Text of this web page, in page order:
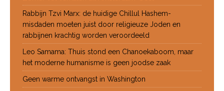
Rabbijn Tzvi Marx: de huidige Chillul Hashem-
misdaden moeten juist door religieuze Joden en
rabbijnen krachtig worden veroordeeld
Leo Samama: Thuis stond een Chanoekaboom, maar
het moderne humanisme is geen joodse zaak
Geen warme ontvangst in Washington